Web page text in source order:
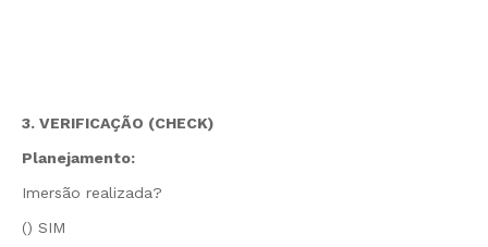
3. VERIFICAÇÃO (CHECK)
Planejamento:
Imersão realizada?
() SIM